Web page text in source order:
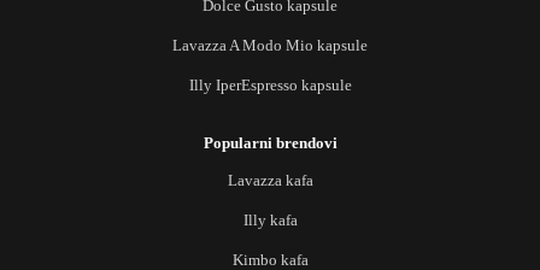
Dolce Gusto kapsule
Lavazza A Modo Mio kapsule
Illy IperEspresso kapsule
Popularni brendovi
Lavazza kafa
Illy kafa
Kimbo kafa